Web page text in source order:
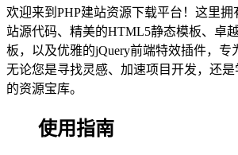
欢迎来到PHP建站资源下载平台！这里拥
站源代码、精美的HTML5静态模板、卓
板，以及优雅的jQuery前端特效插件，专
无论您是寻找灵感、加速项目开发，还
的资源宝库。
使用指南